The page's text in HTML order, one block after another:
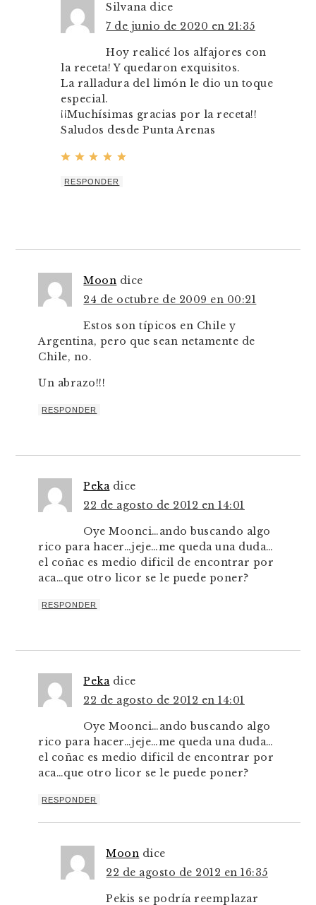
Silvana dice
7 de junio de 2020 en 21:35
Hoy realicé los alfajores con
la receta! Y quedaron exquisitos.
La ralladura del limón le dio un toque
especial.
¡¡Muchísimas gracias por la receta!!
Saludos desde Punta Arenas
RESPONDER
Moon dice
24 de octubre de 2009 en 00:21
Estos son típicos en Chile y
Argentina, pero que sean netamente de
Chile, no.
Un abrazo!!!
RESPONDER
Peka dice
22 de agosto de 2012 en 14:01
Oye Moonci…ando buscando algo
rico para hacer…jeje…me queda una duda…
el coñac es medio dificil de encontrar por
aca…que otro licor se le puede poner?
RESPONDER
Peka dice
22 de agosto de 2012 en 14:01
Oye Moonci…ando buscando algo
rico para hacer…jeje…me queda una duda…
el coñac es medio dificil de encontrar por
aca…que otro licor se le puede poner?
RESPONDER
Moon dice
22 de agosto de 2012 en 16:35
Pekis se podría reemplazar